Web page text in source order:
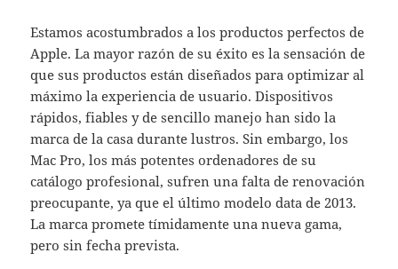
Estamos acostumbrados a los productos perfectos de
Apple. La mayor razón de su éxito es la sensación de
que sus productos están diseñados para optimizar al
máximo la experiencia de usuario. Dispositivos
rápidos, fiables y de sencillo manejo han sido la
marca de la casa durante lustros. Sin embargo, los
Mac Pro, los más potentes ordenadores de su
catálogo profesional, sufren una falta de renovación
preocupante, ya que el último modelo data de 2013.
La marca promete tímidamente una nueva gama,
pero sin fecha prevista.